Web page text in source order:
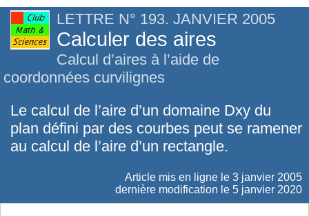
LETTRE N° 193. JANVIER 2005
Calculer des aires
Calcul d’aires à l’aide de
coordonnées curvilignes
Le calcul de l’aire d’un domaine Dxy du
plan défini par des courbes peut se ramener
au calcul de l’aire d’un rectangle.
Article mis en ligne le 3 janvier 2005
dernière modification le 5 janvier 2020